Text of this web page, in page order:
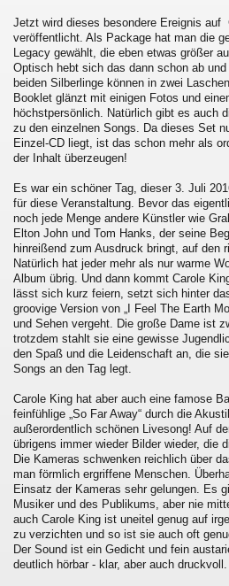
Jetzt wird dieses besondere Ereignis auf
veröffentlicht. Als Package hat man die
Legacy gewählt, die eben etwas größer
Optisch hebt sich das dann schon ab
beiden Silberlinge können in zwei
Booklet glänzt mit einigen Fotos und
höchstpersönlich. Natürlich gibt es auch
zu den einzelnen Songs. Da dieses Set
Einzel-CD liegt, ist das schon mehr als
der Inhalt überzeugen!
Es war ein schöner Tag, dieser 3. Juli
für diese Veranstaltung. Bevor das
noch jede Menge andere Künstler wie
Elton John und Tom Hanks, der seine
hinreißend zum Ausdruck bringt, auf den
Natürlich hat jeder mehr als nur warme
Album übrig. Und dann kommt Carole
lässt sich kurz feiern, setzt sich hinter
groovige Version von „I Feel The Earth
und Sehen vergeht. Die große Dame ist
trotzdem stahlt sie eine gewisse
den Spaß und die Leidenschaft an, die
Songs an den Tag legt.
Carole King hat aber auch eine famose
feinfühlige „So Far Away“ durch die
außerordentlich schönen Livesong! Auf
übrigens immer wieder Bilder wieder, die
Die Kameras schwenken reichlich über
man förmlich ergriffene Menschen.
Einsatz der Kameras sehr gelungen. Es
Musiker und des Publikums, aber nie
auch Carole King ist uneitel genug auf
zu verzichten und so ist sie auch oft
Der Sound ist ein Gedicht und fein
deutlich hörbar - klar, aber auch druckvoll.